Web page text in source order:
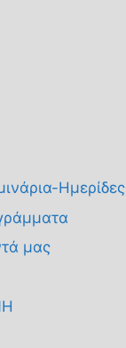
Ημερίδες
μας